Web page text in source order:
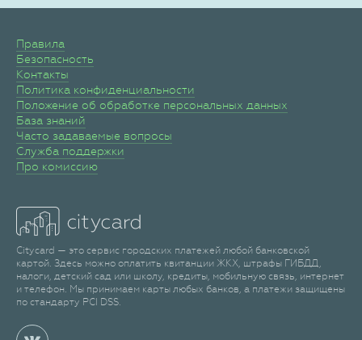
Правила
Безопасность
Контакты
Политика конфиденциальности
Положение об обработке персональных данных
База знаний
Часто задаваемые вопросы
Служба поддержки
Про комиссию
Citycard — это сервис городских платежей любой банковской
картой. Здесь можно оплатить квитанции ЖКХ, штрафы ГИБДД,
налоги, детский сад или школу, кредиты, мобильную связь, интернет
и телефон. Мы принимаем карты любых банков, а платежи защищены
по стандарту PCI DSS.